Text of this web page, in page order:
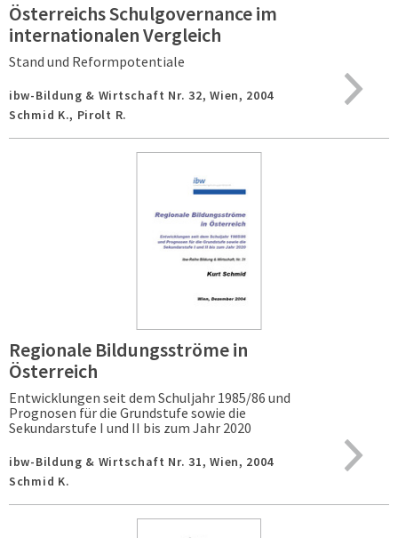
Österreichs Schulgovernance im
internationalen Vergleich
Stand und Reformpotentiale
ibw-Bildung & Wirtschaft Nr. 32,Wien, 2004
Schmid K., Pirolt R.
Regionale Bildungsströme in
Österreich
Entwicklungen seit dem Schuljahr 1985/86 und
Prognosen für die Grundstufe sowie die
Sekundarstufe I und II bis zum Jahr 2020
ibw-Bildung & Wirtschaft Nr. 31,Wien, 2004
Schmid K.